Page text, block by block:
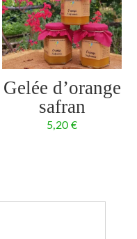
Gelée d’orange
safran
5,20€